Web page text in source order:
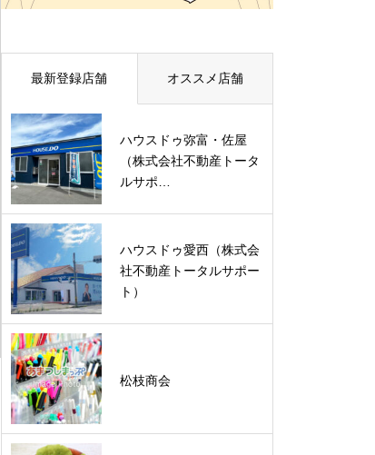
最新登録店舗 オススメ店舗
ハウスドゥ弥富・佐屋
（株式会社不動産トータ
ルサポ…
ハウスドゥ愛西（株式会
社不動産トータルサポー
ト）
松枝商会